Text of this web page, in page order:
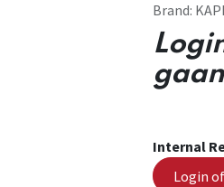
Brand:
gaan
Internal
Login